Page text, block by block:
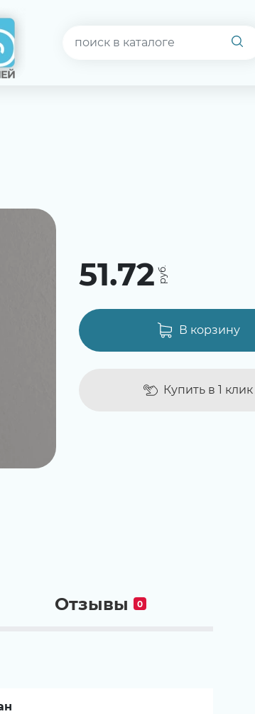
51.72
В корзину
Купить в 1 клик
Отзывы 0